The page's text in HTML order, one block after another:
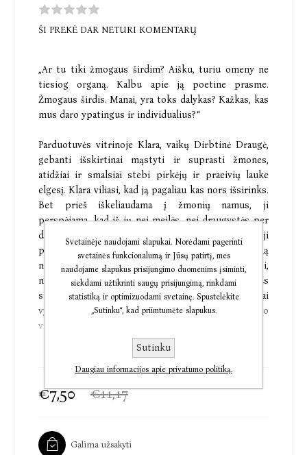
ŠI PREKĖ DAR NETURI KOMENTARŲ
„Ar tu tiki žmogaus širdim? Aišku, turiu omeny ne
tiesiog organą. Kalbu apie ją poetine prasme.
Žmogaus širdis. Manai, yra toks dalykas? Kažkas, kas
mus daro ypatingus ir individualius?“
Parduotuvės vitrinoje Klara, vaikų Dirbtinė Draugė,
gebanti išskirtinai mąstyti ir suprasti žmones,
atidžiai ir smalsiai stebi pirkėjų ir praeivių lauke
elgesį. Klara viliasi, kad ją pagaliau kas nors išsirinks.
Bet prieš iškeliaudama į žmonių namus, ji
perspėjama, kad iš jų nei meilės, nei draugystės per
daug tikėtis neverta. Nors ir protingesnė, naujoji
pakylėtųjų vaikų karta yra beprarandanti gebėjimą
nuoširdžiai bendrauti ir atjausti, o suaugusieji,
naujame pasaulyje turėdami daryti sudėtingus
sprendimus, linkę elgtis desperatiškai. Atsakingai
vykdydama savo pareigą apsaugoti žmogų nuo
vienatvės, Klara bando perprasti žmogaus esmę.
„Klara ir Saulė“ – romanas apie vienatvę, empatiją,
pasiaukojimą, autentiškumą, tikėjimą ir staigiai
besikeičiantį pasaulį. Jo centre iškyla pamatinis
klausimas – ką mums, žmonėms, reiškia mylėti?
„Šiame romane mums siūloma pamilti pagrindinę
veikėją robotę, ir juokingiausia, kad mes iš tikrųjų ją
€7,50 €11,17
Galima užsakyti
Svetainėje naudojami slapukai. Norėdami pagerinti
svetainės funkcionalumą ir Jūsų patirtį, mes
naudojame slapukus prisijungimo duomenims įsiminti,
siekdami užtikrinti saugų prisijungimą, rinkdami
statistiką ir optimizuodami svetainę. Spustelėkite
„Sutinku“, kad priimtumėte slapukus.
Sutinku
Daugiau informacijos apie privatumo politiką.